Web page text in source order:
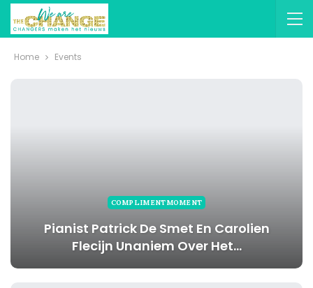
Home Events
COMPLIMENTMOMENT
Pianist Patrick De Smet En Carolien
Flecijn Unaniem Over Het…